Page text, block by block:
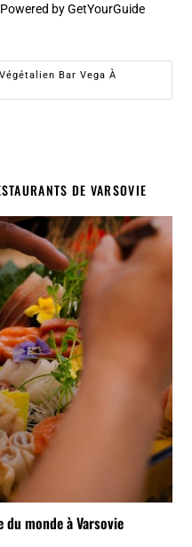
by GetYourGuide
Bar Vega À
DE VARSOVIE
monde à Varsovie